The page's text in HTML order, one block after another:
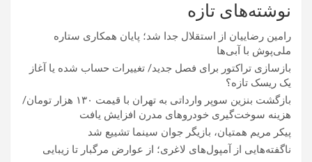
نوشته‌های تازه
رامین رضاییان از استقلال جدا شد؛ پایان همکاری ستاره
ملی‌پوش با آبی‌ها
بازسازی تراکتور برای فصل جدید/ تغییرات حساب شده یا آغاز
یک ریسک تازه؟
بازگشت بنزین سوپر وارداتی به تهران با قیمت ۱۳۰ هزار تومان/
هزینه سوخت‌گیری خودرو‌های مدرن افزایش یافت
پیکر مریم همتیان، بازیگر جوان سینما تشییع شد
ناگفته‌هایی از آمپول‌های لاغری؛ از عوارض مرگبار تا زیبایی